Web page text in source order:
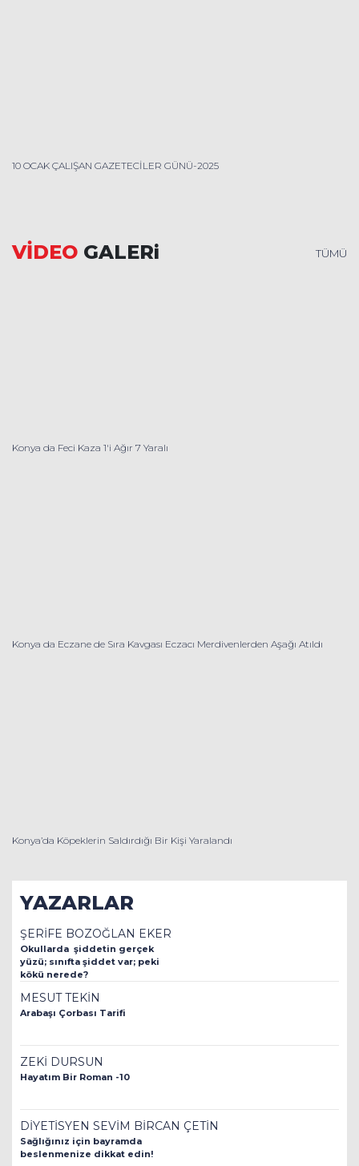
10 OCAK ÇALIŞAN GAZETECİLER GÜNÜ-2025
VİDEO GALERi TÜMÜ
Konya da Feci Kaza 1'i Ağır 7 Yaralı
Konya da Eczane de Sıra Kavgası Eczacı Merdivenlerden Aşağı Atıldı
Konya’da Köpeklerin Saldırdığı Bir Kişi Yaralandı
YAZARLAR
ŞERİFE BOZOĞLAN EKER
Okullarda şiddetin gerçek
yüzü; sınıfta şiddet var; peki
kökü nerede?
MESUT TEKİN
Arabaşı Çorbası Tarifi
ZEKİ DURSUN
Hayatım Bir Roman -10
DİYETİSYEN SEVİM BİRCAN ÇETİN
Sağlığınız için bayramda
beslenmenize dikkat edin!